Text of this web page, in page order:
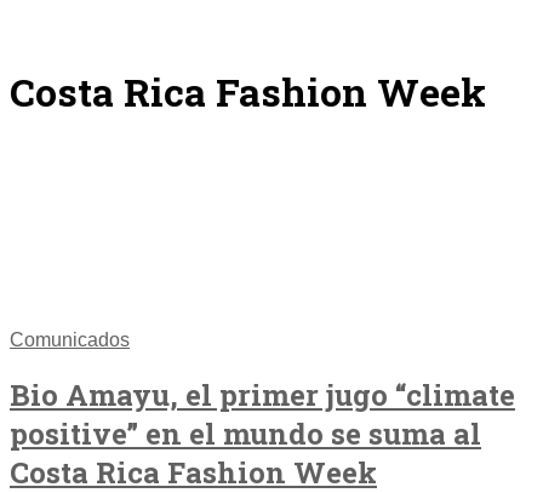
Costa Rica Fashion Week
Comunicados
Bio Amayu, el primer jugo “climate
positive” en el mundo se suma al
Costa Rica Fashion Week